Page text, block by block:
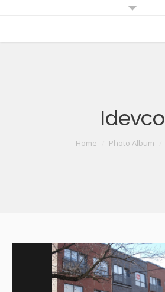
Produits
Portfolio
Idevco
Home Photo Album